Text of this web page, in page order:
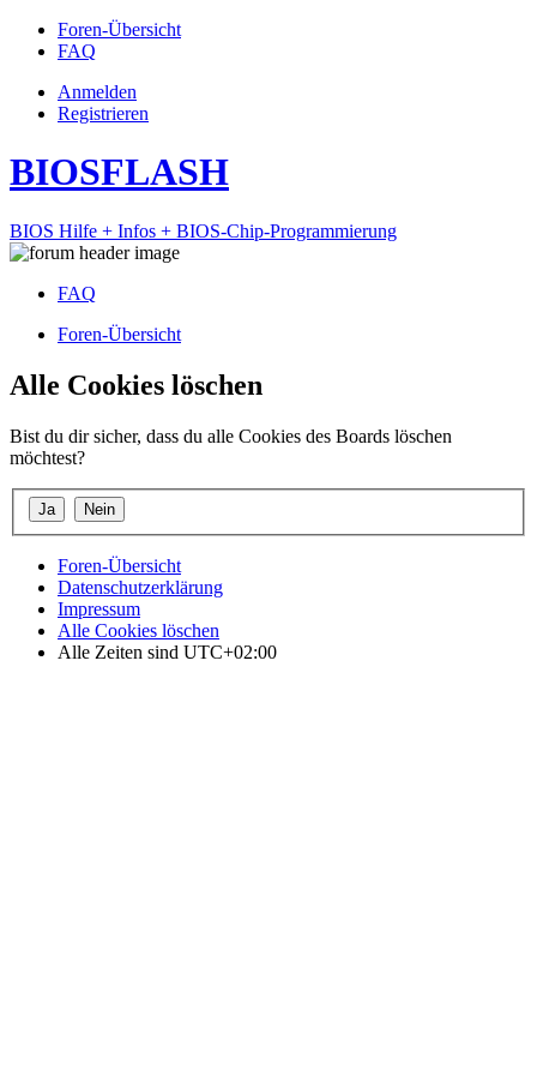
Foren-Übersicht
FAQ
Anmelden
Registrieren
BIOSFLASH
BIOS Hilfe + Infos + BIOS-Chip-Programmierung
FAQ
Foren-Übersicht
Alle Cookies löschen
Bist du dir sicher, dass du alle Cookies des Boards löschen
möchtest?
Foren-Übersicht
Datenschutzerklärung
Impressum
Alle Cookies löschen
Alle Zeiten sind UTC+02:00